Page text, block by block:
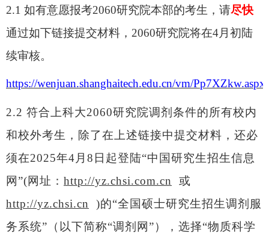
2.1 如有意愿报考2060研究院本部的考生，请尽快
通过如下链接提交材料， 2060研究院将在4月初陆
续审核。
https://wenjuan.shanghaitech.edu.cn/vm/Pp7XZkw.aspx
2.2 符合上科大2060研究院调剂条件的所有校内
和校外考生，除了在上述链接中提交材料，还必
须在2025年4月8日起登陆“中国研究生招生信息
网”(网址： http://yz.chsi.com.cn 或
http://yz.chsi.cn )的“全国硕士研究生招生调剂服
务系统”（以下简称“调剂网”）， 选择“物质科学